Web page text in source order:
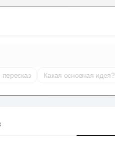
пересказ Какая основная идея?